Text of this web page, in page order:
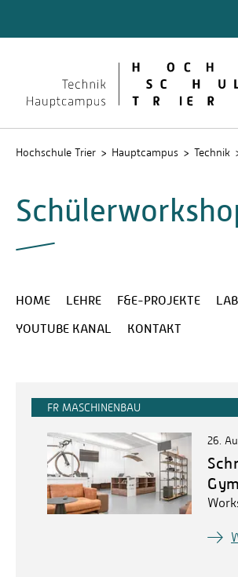
Hochschule Trier Hauptcampus Technik
HOME LEHRE F&E-PROJEKTE
YOUTUBE KANAL
KONTAKT
FR MASCHINENBAU
26.